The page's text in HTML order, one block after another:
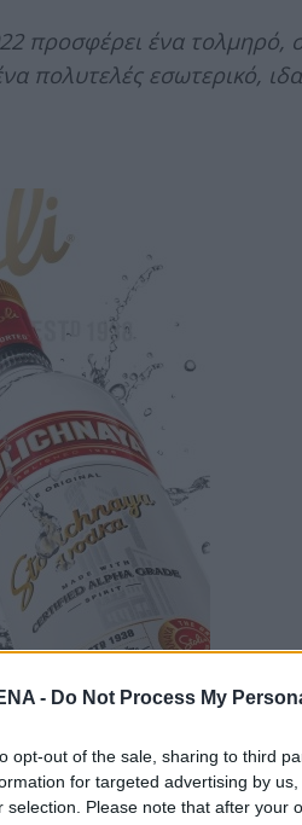
- Do Not Process My
opt-out of the sale, sharing to third
for targeted advertising by
selection. Please note that after your
προσφέρει ένα τολμηρό,
πολυτελές εσωτερικό,